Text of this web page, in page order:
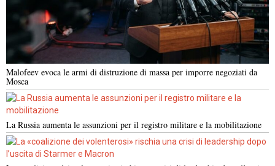
Malofeev evoca le armi di distruzione di massa per imporre negoziati da
Mosca
La Russia aumenta le assunzioni per il registro militare e la mobilitazione